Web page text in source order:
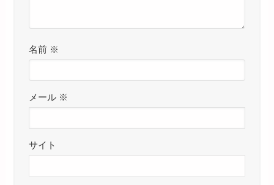
名前 ※
メール ※
サイト